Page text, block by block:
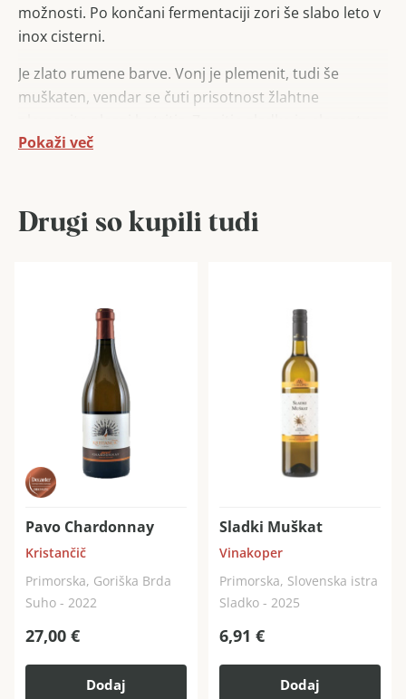
možnosti. Po končani fermentaciji zori še slabo leto v
inox cisterni.
Je zlato rumene barve. Vonj je plemenit, tudi še
muškaten, vendar se čuti prisotnost žlahtne
Sladko vino.
Pokaži več
Drugi so kupili tudi
Pavo Chardonnay
Kristančič
Primorska, Goriška Brda
Suho - 2022
27,00 €
Dodaj
Sladki Muškat
Vinakoper
Primorska, Slovenska istra
Sladko - 2025
6,91 €
Dodaj